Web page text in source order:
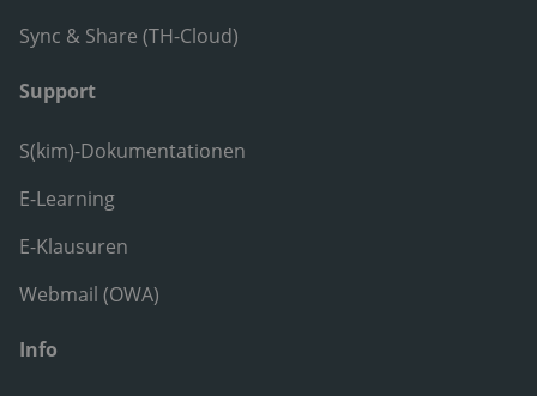
Sync & Share (TH-Cloud)
Support
S(kim)-Dokumentationen
E-Learning
E-Klausuren
Webmail (OWA)
Info